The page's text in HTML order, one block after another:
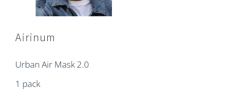
Airinum
Urban Air Mask 2.0
1 pack